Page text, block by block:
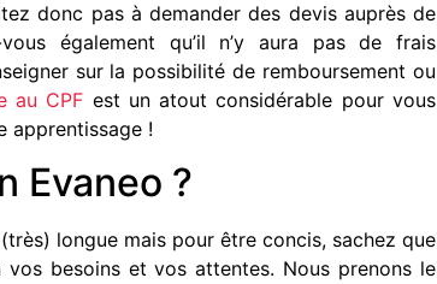
donc pas à demander des devis auprès de
également qu’il n’y aura pas de frais
sur la possibilité de remboursement ou
au CPF est un atout considérable pour vous
apprentissage !
Evaneo ?
longue mais pour être concis, sachez que
besoins et vos attentes. Nous prenons le